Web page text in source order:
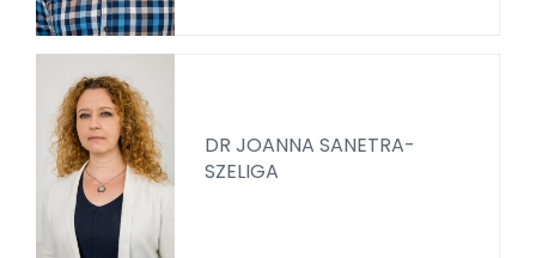
DR JOANNA SANETRA-
SZELIGA